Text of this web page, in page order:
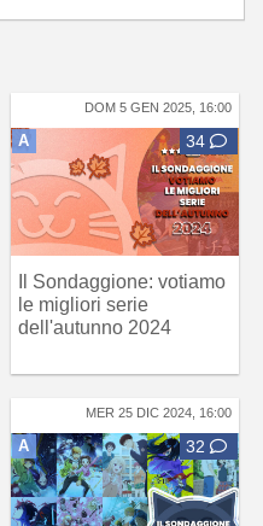
DOM 5 GEN 2025, 16:00
A 34
Il Sondaggione: votiamo
le migliori serie
dell'autunno 2024
MER 25 DIC 2024, 16:00
A 32